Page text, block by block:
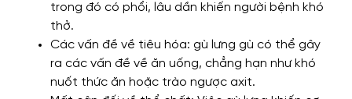
trong đó có phổi, lâu dần khiến người bệnh khó
thở.
Các vấn đề về tiêu hóa: gù lưng gù có thể gây
ra các vấn đề về ăn uống, chẳng hạn như khó
nuốt thức ăn hoặc trào ngược axit.